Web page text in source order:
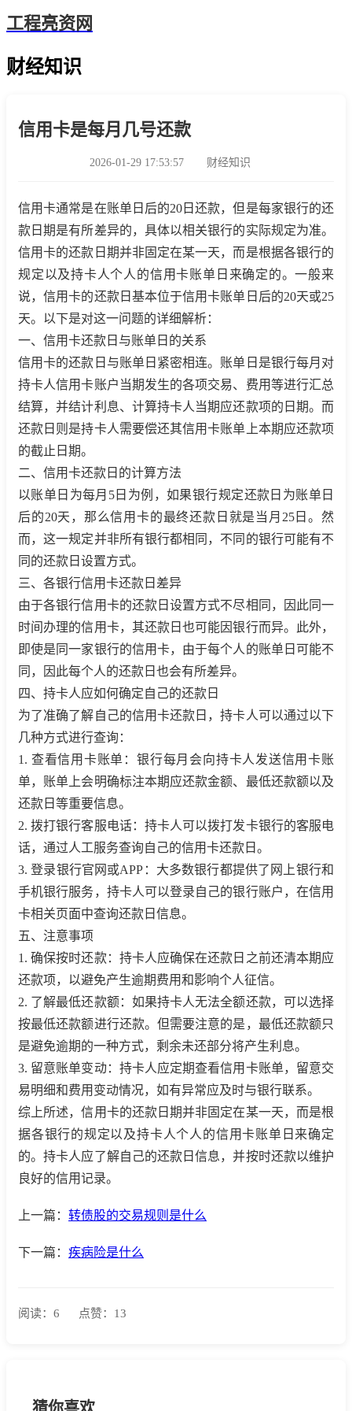
工程亮资网
财经知识
信用卡是每月几号还款
2026-01-29 17:53:57 财经知识
信用卡通常是在账单日后的20日还款，但是每家银行的还
款日期是有所差异的，具体以相关银行的实际规定为准。
信用卡的还款日期并非固定在某一天，而是根据各银行的
规定以及持卡人个人的信用卡账单日来确定的。一般来
说，信用卡的还款日基本位于信用卡账单日后的20天或25
天。以下是对这一问题的详细解析：
一、信用卡还款日与账单日的关系
信用卡的还款日与账单日紧密相连。账单日是银行每月对
持卡人信用卡账户当期发生的各项交易、费用等进行汇总
结算，并结计利息、计算持卡人当期应还款项的日期。而
还款日则是持卡人需要偿还其信用卡账单上本期应还款项
的截止日期。
二、信用卡还款日的计算方法
以账单日为每月5日为例，如果银行规定还款日为账单日
后的20天，那么信用卡的最终还款日就是当月25日。然
而，这一规定并非所有银行都相同，不同的银行可能有不
同的还款日设置方式。
三、各银行信用卡还款日差异
由于各银行信用卡的还款日设置方式不尽相同，因此同一
时间办理的信用卡，其还款日也可能因银行而异。此外，
即使是同一家银行的信用卡，由于每个人的账单日可能不
同，因此每个人的还款日也会有所差异。
四、持卡人应如何确定自己的还款日
为了准确了解自己的信用卡还款日，持卡人可以通过以下
几种方式进行查询：
1. 查看信用卡账单：银行每月会向持卡人发送信用卡账
单，账单上会明确标注本期应还款金额、最低还款额以及
还款日等重要信息。
2. 拨打银行客服电话：持卡人可以拨打发卡银行的客服电
话，通过人工服务查询自己的信用卡还款日。
3. 登录银行官网或APP：大多数银行都提供了网上银行和
手机银行服务，持卡人可以登录自己的银行账户，在信用
卡相关页面中查询还款日信息。
五、注意事项
1. 确保按时还款：持卡人应确保在还款日之前还清本期应
还款项，以避免产生逾期费用和影响个人征信。
2. 了解最低还款额：如果持卡人无法全额还款，可以选择
按最低还款额进行还款。但需要注意的是，最低还款额只
是避免逾期的一种方式，剩余未还部分将产生利息。
3. 留意账单变动：持卡人应定期查看信用卡账单，留意交
易明细和费用变动情况，如有异常应及时与银行联系。
综上所述，信用卡的还款日期并非固定在某一天，而是根
据各银行的规定以及持卡人个人的信用卡账单日来确定
的。持卡人应了解自己的还款日信息，并按时还款以维护
良好的信用记录。
上一篇： 转债股的交易规则是什么
下一篇： 疾病险是什么
阅读：6 点赞：13